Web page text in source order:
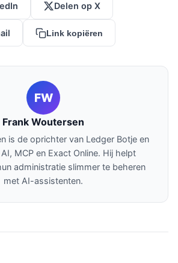
Delen op X
Link kopiëren
FW
Frank Woutersen
is de oprichter van Ledger Botje en
MCP en Exact Online. Hij helpt
administratie slimmer te beheren
met AI-assistenten.